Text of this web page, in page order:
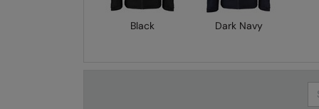
Black Dark Navy